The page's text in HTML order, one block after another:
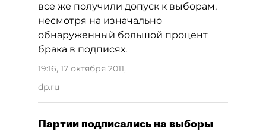
все же получили допуск к выборам,
несмотря на изначально
обнаруженный большой процент
брака в подписях.
19:16, 17 октября 2011,
dp.ru
Партии подписались на выборы